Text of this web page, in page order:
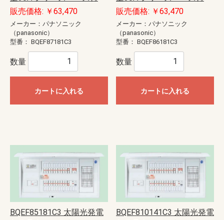
販売価格: ￥63,470
メーカー：パナソニック
（panasonic）
型番： BQEF87181C3
数量
カートに入れる
販売価格: ￥63,470
メーカー：パナソニック
（panasonic）
型番： BQEF86181C3
数量
カートに入れる
BQEF85181C3 太陽光発電
BQEF810141C3 太陽光発電